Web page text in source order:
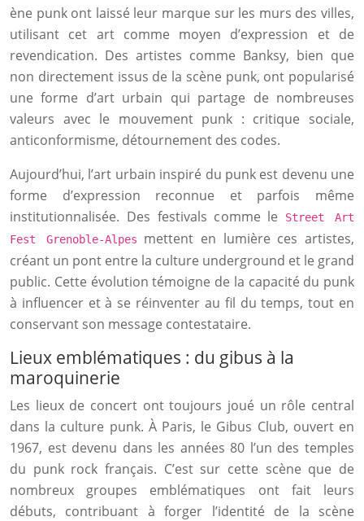
ène punk ont laissé leur marque sur les murs des villes,
utilisant cet art comme moyen d’expression et de
revendication. Des artistes comme Banksy, bien que
non directement issus de la scène punk, ont popularisé
une forme d’art urbain qui partage de nombreuses
valeurs avec le mouvement punk : critique sociale,
anticonformisme, détournement des codes.
Aujourd’hui, l’art urbain inspiré du punk est devenu une
forme d’expression reconnue et parfois même
institutionnalisée. Des festivals comme le
Street Art
Fest Grenoble-Alpes
mettent en lumière ces artistes,
créant un pont entre la culture underground et le grand
public. Cette évolution témoigne de la capacité du punk
à influencer et à se réinventer au fil du temps, tout en
conservant son message contestataire.
Lieux emblématiques : du gibus à la
maroquinerie
Les lieux de concert ont toujours joué un rôle central
dans la culture punk. À Paris, le Gibus Club, ouvert en
1967, est devenu dans les années 80 l’un des temples
du punk rock français. C’est sur cette scène que de
nombreux groupes emblématiques ont fait leurs
débuts, contribuant à forger l’identité de la scène